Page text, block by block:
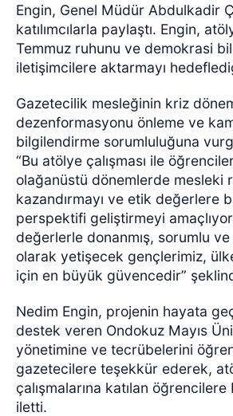
Engin, Genel Müdür Abdulkadir
katılımcılarla paylaştı. Engin,
Temmuz ruhunu ve demokrasi
iletişimcilere aktarmayı
Gazetecilik mesleğinin kriz
dezenformasyonu önleme ve
bilgilendirme sorumluluğuna
“Bu atölye çalışması ile
olağanüstü dönemlerde mesleki
kazandırmayı ve etik değerlere
perspektifi geliştirmeyi
değerlerle donanmış, sorumlu
olarak yetişecek gençlerimiz,
için en büyük güvencedir”
Nedim Engin, projenin hayata
destek veren Ondokuz Mayıs
yönetimine ve tecrübelerini
gazetecilere teşekkür ederek,
çalışmalarına katılan
iletti.